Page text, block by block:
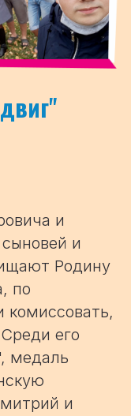
"
и
и
Родину
по
комиссовать,
его
медаль
и